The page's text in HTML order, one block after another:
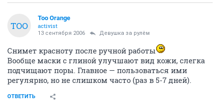
TOO
Too Orange
activist
13 сентября 2006 Девушка за рулём
Снимет красноту после ручной работы
Вообще маски с глиной улучшают вид кожи, слегка
подчищают поры. Главное — пользоваться ими
регулярно, но не слишком часто (раз в 5-7 дней).
ОТВЕТИТЬ